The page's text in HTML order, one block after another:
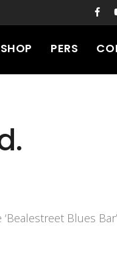
SHOP PERS
Blues